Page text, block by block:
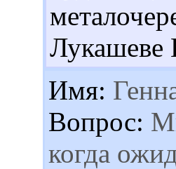
Лукашеве
Имя:
Вопрос:
когда